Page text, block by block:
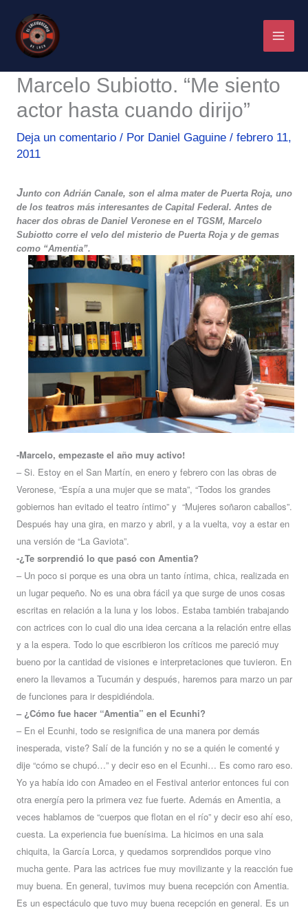
contenido
Marcelo Subiotto. “Me siento
actor hasta cuando dirijo”
Deja un comentario / Por Daniel Gaguine / febrero 11,
2011
Junto con Adrián Canale, son el alma mater de Puerta Roja, uno
de los teatros más interesantes de Capital Federal. Antes de
hacer dos obras de Daniel Veronese en el TGSM, Marcelo
Subiotto corre el velo del misterio de Puerta Roja y de gemas
como “Amentia”.
-Marcelo, empezaste el año muy activo!
– Si. Estoy en el San Martín, en enero y febrero con las obras de
Veronese, “Espía a una mujer que se mata”, “Todos los grandes
gobiernos han evitado el teatro íntimo” y “Mujeres soñaron caballos”.
Después hay una gira, en marzo y abril, y a la vuelta, voy a estar en
una versión de “La Gaviota”.
-¿Te sorprendió lo que pasó con Amentia?
– Un poco si porque es una obra un tanto íntima, chica, realizada en
un lugar pequeño. No es una obra fácil ya que surge de unos cosas
escritas en relación a la luna y los lobos. Estaba también trabajando
con actrices con lo cual dio una idea cercana a la relación entre ellas
y a la espera. Todo lo que escribieron los críticos me pareció muy
bueno por la cantidad de visiones e interpretaciones que tuvieron. En
enero la llevamos a Tucumán y después, haremos para marzo un par
de funciones para ir despidiéndola.
– ¿Cómo fue hacer “Amentia” en el Ecunhi?
– En el Ecunhi, todo se resignifica de una manera por demás
inesperada, viste? Salí de la función y no se a quién le comenté y
dije “cómo se chupó…” y decir eso en el Ecunhi… Es como raro eso.
Yo ya había ido con Amadeo en el Festival anterior entonces fui con
otra energía pero la primera vez fue fuerte. Además en Amentia, a
veces hablamos de “cuerpos que flotan en el río” y decir eso ahí eso,
cuesta. La experiencia fue buenísima. La hicimos en una sala
chiquita, la García Lorca, y quedamos sorprendidos porque vino
mucha gente. Para las actrices fue muy movilizante y la reacción fue
muy buena. En general, tuvimos muy buena recepción con Amentia.
Es un espectáculo que tuvo muy buena recepción en general. Es un